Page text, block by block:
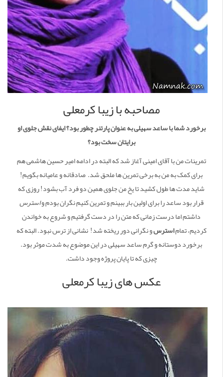
مصاحبه با زیبا کرمعلی
برخورد شما با ساعد سهیلی به عنوان پارتنر چطور بود؟ ایفای نقش جلوی او
برایتان سخت بود؟
تمرینات من با آقای امینی آغاز شد که البته در ادامه امیر حسین هاشمی هم
برای کمک به من به برخی تمرین ها ملحق شد. صادقانه و عامیانه بگویم!
شاید مدت ها طول کشید تا یخ من جلوی همین دو فرد آب بشود! روزی که
قرار بود ساعد را برای اولین بار ببینم و تمرین کنیم نگران بودم واسترس
داشتم اما درست زمانی که متن را در دست گرفتیم و شروع به خواندن
کردیم، تماماسترسو نگرانی دور ریخته شد! نشانی از ترس نبود. البته که
برخورد دوستانه و گرم ساعد سهیلی در این موضوع به شدت موثر بود.
چیزی که تا پایان پروژه وجود داشت.
عکس های زیبا کرمعلی